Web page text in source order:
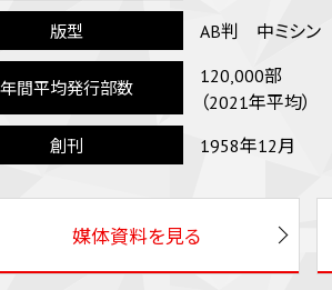
版型 AB判 中ミシン
年間平均発行部数
120,000部
（2021年平均）
創刊 1958年12月
媒体資料を見る